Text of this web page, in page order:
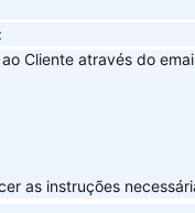
Cliente através do
as instruções